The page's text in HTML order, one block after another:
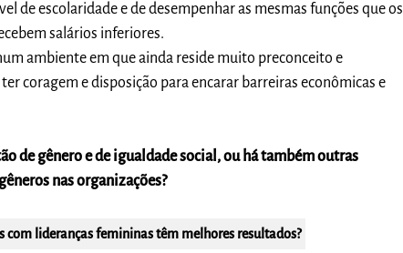
de escolaridade e de desempenhar as mesmas funções que os
salários inferiores.
ambiente em que ainda reside muito preconceito e
coragem e disposição para encarar barreiras econômicas e
de gênero e de igualdade social, ou há também outras
nas organizações?
com lideranças femininas têm melhores resultados?